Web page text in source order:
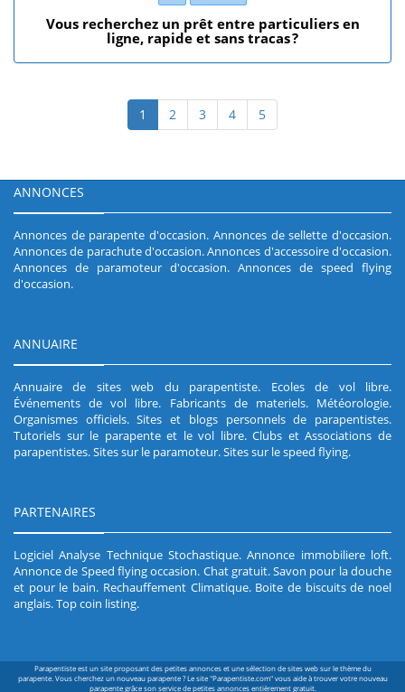
​Vous recherchez un prêt entre particuliers en
ligne, rapide et sans tracas ?
1 2 3 4 5
ANNONCES
Annonces de parapente d'occasion. Annonces de sellette d'occasion.
Annonces de parachute d'occasion.Annonces d'accessoire d'occasion.
Annonces de paramoteur d'occasion. Annonces de speed flying
d'occasion.
ANNUAIRE
Annuaire de sites web du parapentiste. Ecoles de vol libre.
Événements de vol libre. Fabricants de materiels. Météorologie.
Organismes officiels.Sites et blogs personnels de parapentistes.
Tutoriels sur le parapente et le vol libre.Clubs et Associations de
parapentistes.Sites sur le paramoteur.Sites sur le speed flying.
PARTENAIRES
Logiciel Analyse Technique Stochastique.Annonce immobiliere loft.
Annonce de Speed flying occasion. Chat gratuit.Savon pour la douche
et pour le bain. Rechauffement Climatique. Boite de biscuits de noel
anglais.Top coin listing.
Parapentiste est un site proposant des petites annonces et une sélection de sites web sur le thème du
parapente. Vous cherchez un nouveau parapente ? Le site "Parapentiste.com" vous aide à trouver votre nouveau
parapente grâce son service de petites annonces entièrement gratuit.